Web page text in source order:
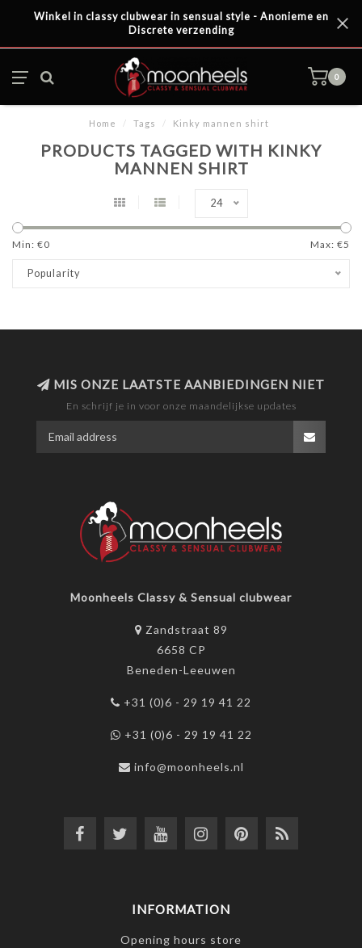
Winkel in classy clubwear in sensual style - Anonieme en
Discrete verzending
0
Home / Tags / Kinky mannen shirt
PRODUCTS TAGGED WITH KINKY
MANNEN SHIRT
24
Min: €0 Max: €5
Popularity
MIS ONZE LAATSTE AANBIEDINGEN NIET
En schrijf je in voor onze maandelijkse updates
Moonheels Classy & Sensual clubwear
Zandstraat 89
6658 CP
Beneden-Leeuwen
+31 (0)6 - 29 19 41 22
+31 (0)6 - 29 19 41 22
info@moonheels.nl
INFORMATION
Opening hours store